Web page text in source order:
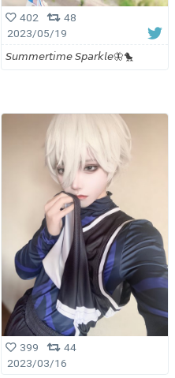
402
48
2023/05/19
𝘚𝘶𝘮𝘮𝘦𝘳𝘵𝘪𝘮𝘦 𝘚𝘱𝘢𝘳𝘬𝘭𝘦🦋🐤
399
44
2023/03/16